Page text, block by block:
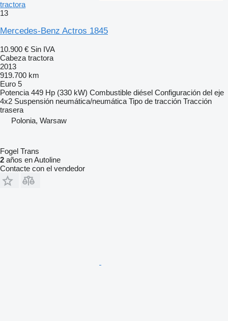
tractora
13
Mercedes-Benz Actros 1845
10.900 € Sin IVA
Cabeza tractora
2013
919.700 km
Euro 5
Potencia 449 Hp (330 kW) Combustible diésel Configuración del eje
4x2 Suspensión neumática/neumática Tipo de tracción Tracción
trasera
Polonia, Warsaw
Fogel Trans
2 años en Autoline
Contacte con el vendedor